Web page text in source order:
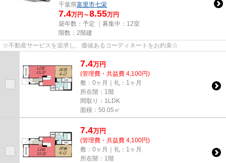
千葉県富里市七栄
7.4万円～8.55万円
築年数：予定 ｜募集中： 12室
階数：2階建
☆不動産サービスを追求し、価値あるコーディネートをお約束☆
7.4万円
(管理費・共益費 4,100円)
敷：0ヶ月｜礼：1ヶ月
所在階：1階
間取り：1LDK
面積：50.05㎡
7.4万円
(管理費・共益費 4,100円)
敷：0ヶ月｜礼：1ヶ月
所在階：1階